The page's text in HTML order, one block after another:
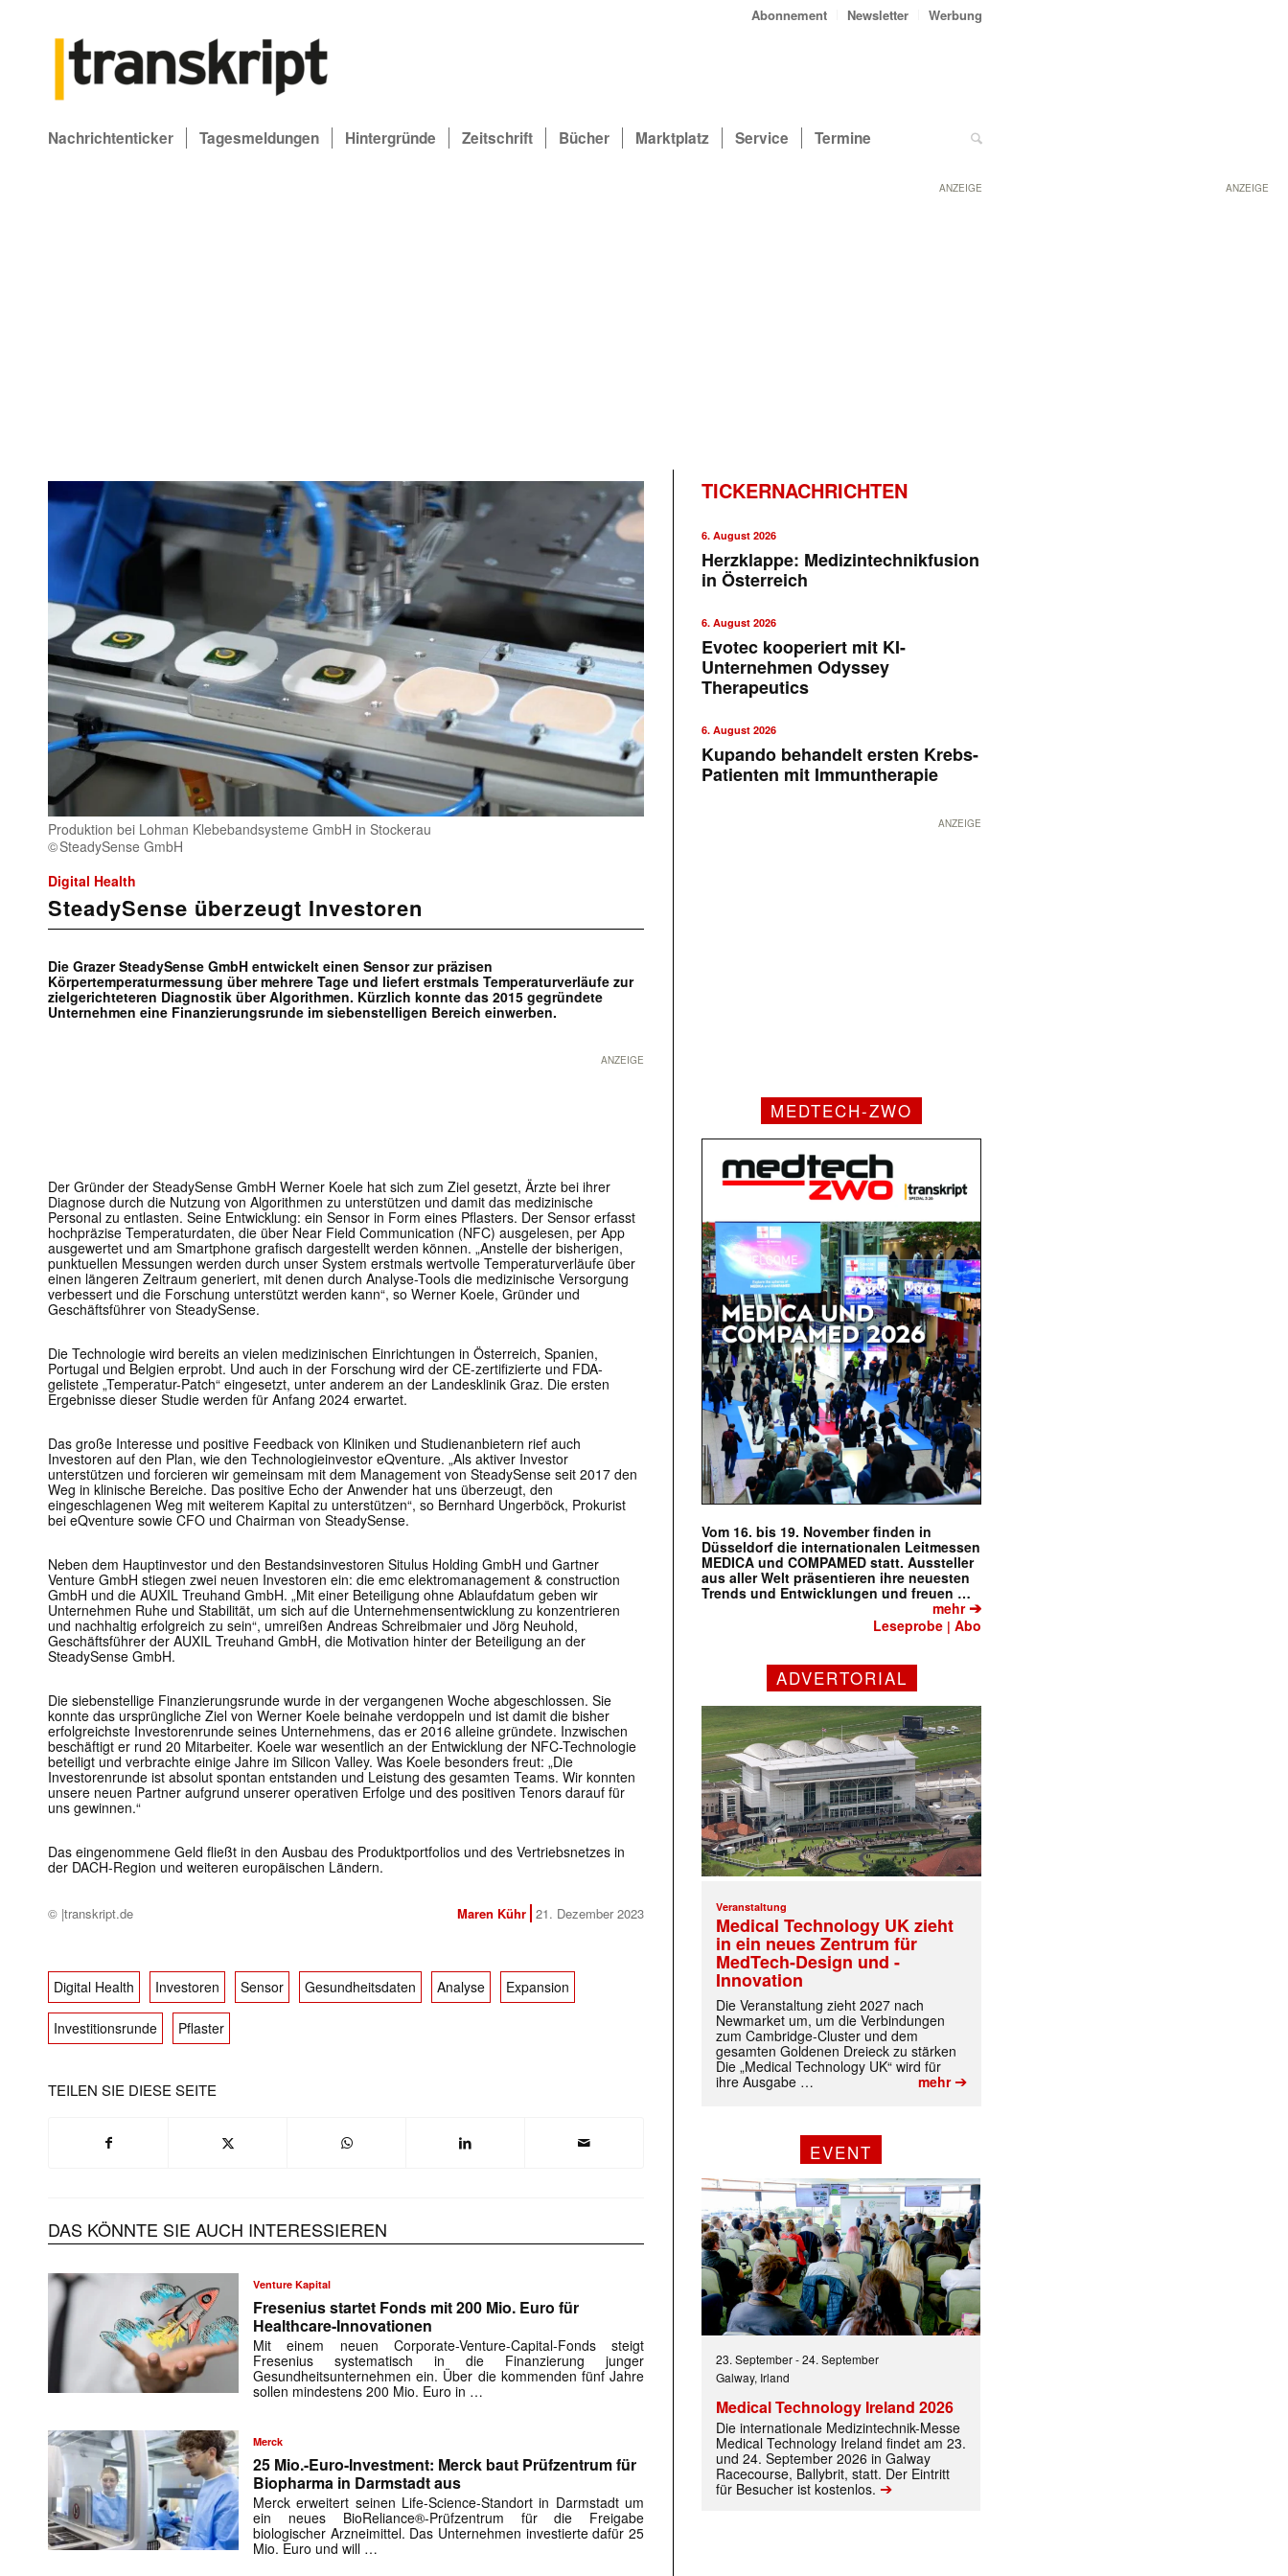
ANZEIGE
Abonnement Newsletter Werbung
Nachrichtenticker Tagesmeldungen Hintergründe Zeitschrift Bücher Marktplatz Service Termine
ANZEIGE
Produktion bei Lohman Klebebandsysteme GmbH in Stockerau
SteadySense GmbH
Digital Health
SteadySense überzeugt Investoren
Die Grazer SteadySense GmbH entwickelt einen Sensor zur präzisen
Körpertemperaturmessung über mehrere Tage und liefert erstmals Temperaturverläufe zur
zielgerichteteren Diagnostik über Algorithmen. Kürzlich konnte das 2015 gegründete
Unternehmen eine Finanzierungsrunde im siebenstelligen Bereich einwerben.
ANZEIGE
Der Gründer der SteadySense GmbH Werner Koele hat sich zum Ziel gesetzt, Ärzte bei ihrer
Diagnose durch die Nutzung von Algorithmen zu unterstützen und damit das medizinische
Personal zu entlasten. Seine Entwicklung: ein Sensor in Form eines Pflasters. Der Sensor erfasst
hochpräzise Temperaturdaten, die über Near Field Communication (NFC) ausgelesen, per App
ausgewertet und am Smartphone grafisch dargestellt werden können. „Anstelle der bisherigen,
punktuellen Messungen werden durch unser System erstmals wertvolle Temperaturverläufe über
einen längeren Zeitraum generiert, mit denen durch Analyse-Tools die medizinische Versorgung
verbessert und die Forschung unterstützt werden kann“, so Werner Koele, Gründer und
Geschäftsführer von SteadySense.
Die Technologie wird bereits an vielen medizinischen Einrichtungen in Österreich, Spanien,
Portugal und Belgien erprobt. Und auch in der Forschung wird der CE-zertifizierte und FDA-
gelistete „Temperatur-Patch“ eingesetzt, unter anderem an der Landesklinik Graz. Die ersten
Ergebnisse dieser Studie werden für Anfang 2024 erwartet.
Das große Interesse und positive Feedback von Kliniken und Studienanbietern rief auch
Investoren auf den Plan, wie den Technologieinvestor eQventure. „Als aktiver Investor
unterstützen und forcieren wir gemeinsam mit dem Management von SteadySense seit 2017 den
Weg in klinische Bereiche. Das positive Echo der Anwender hat uns überzeugt, den
eingeschlagenen Weg mit weiterem Kapital zu unterstützen“, so Bernhard Ungerböck, Prokurist
bei eQventure sowie CFO und Chairman von SteadySense.
Neben dem Hauptinvestor und den Bestandsinvestoren Situlus Holding GmbH und Gartner
Venture GmbH stiegen zwei neuen Investoren ein: die emc elektromanagement & construction
GmbH und die AUXIL Treuhand GmbH. „Mit einer Beteiligung ohne Ablaufdatum geben wir
Unternehmen Ruhe und Stabilität, um sich auf die Unternehmensentwicklung zu konzentrieren
und nachhaltig erfolgreich zu sein“, umreißen Andreas Schreibmaier und Jörg Neuhold,
Geschäftsführer der AUXIL Treuhand GmbH, die Motivation hinter der Beteiligung an der
SteadySense GmbH.
Die siebenstellige Finanzierungsrunde wurde in der vergangenen Woche abgeschlossen. Sie
konnte das ursprüngliche Ziel von Werner Koele beinahe verdoppeln und ist damit die bisher
erfolgreichste Investorenrunde seines Unternehmens, das er 2016 alleine gründete. Inzwischen
beschäftigt er rund 20 Mitarbeiter. Koele war wesentlich an der Entwicklung der NFC-Technologie
beteiligt und verbrachte einige Jahre im Silicon Valley. Was Koele besonders freut: „Die
Investorenrunde ist absolut spontan entstanden und Leistung des gesamten Teams. Wir konnten
unsere neuen Partner aufgrund unserer operativen Erfolge und des positiven Tenors darauf für
uns gewinnen.“
Das eingenommene Geld fließt in den Ausbau des Produktportfolios und des Vertriebsnetzes in
der DACH-Region und weiteren europäischen Ländern.
© |transkript.de Maren Kühr 21. Dezember 2023
Digital Health Investoren Sensor Gesundheitsdaten Analyse Expansion
Investitionsrunde Pflaster
TEILEN SIE DIESE SEITE
DAS KÖNNTE SIE AUCH INTERESSIEREN
Venture Kapital
Fresenius startet Fonds mit 200 Mio. Euro für
Healthcare-Innovationen
Mit einem neuen Corporate-Venture-Capital-Fonds steigt
Fresenius systematisch in die Finanzierung junger
Gesundheitsunternehmen ein. Über die kommenden fünf Jahre
sollen mindestens 200 Mio. Euro in …
Merck
25 Mio.-Euro-Investment: Merck baut Prüfzentrum für
Biopharma in Darmstadt aus
Merck erweitert seinen Life-Science-Standort in Darmstadt um
ein neues BioReliance®-Prüfzentrum für die Freigabe
biologischer Arzneimittel. Das Unternehmen investierte dafür 25
Mio. Euro und will …
TICKERNACHRICHTEN
6. August 2026
Herzklappe: Medizintechnikfusion
in Österreich
6. August 2026
Evotec kooperiert mit KI-
Unternehmen Odyssey
Therapeutics
6. August 2026
Kupando behandelt ersten Krebs-
Patienten mit Immuntherapie
ANZEIGE
MEDTECH-ZWO
Vom 16. bis 19. November finden in
Düsseldorf die internationalen Leitmessen
MEDICA und COMPAMED statt. Aussteller
aus aller Welt präsentieren ihre neuesten
Trends und Entwicklungen und freuen …
mehr➔
Leseprobe |Abo
ADVERTORIAL
Veranstaltung
Medical Technology UK zieht
in ein neues Zentrum für
MedTech-Design und -
Innovation
Die Veranstaltung zieht 2027 nach
Newmarket um, um die Verbindungen
zum Cambridge-Cluster und dem
gesamten Goldenen Dreieck zu stärken
Die „Medical Technology UK“ wird für
ihre Ausgabe …
mehr➔
EVENT
23. September-24. September
Galway, Irland
Medical Technology Ireland 2026
Die internationale Medizintechnik-Messe
Medical Technology Ireland findet am 23.
und 24. September 2026 in Galway
Racecourse, Ballybrit, statt. Der Eintritt
für Besucher ist kostenlos. ➔